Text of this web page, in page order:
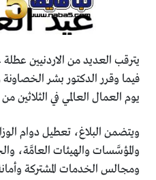
يترقب العديد من الاردنيين عطلة
فيما وقرر الدكتور بشر
يوم العمال العالمي في الثلاثين
ويتضمن البلاغ، تعطيل دوام
والمؤسَّسات والهيئات العامَّة،
ومجالس الخدمات المشتركة